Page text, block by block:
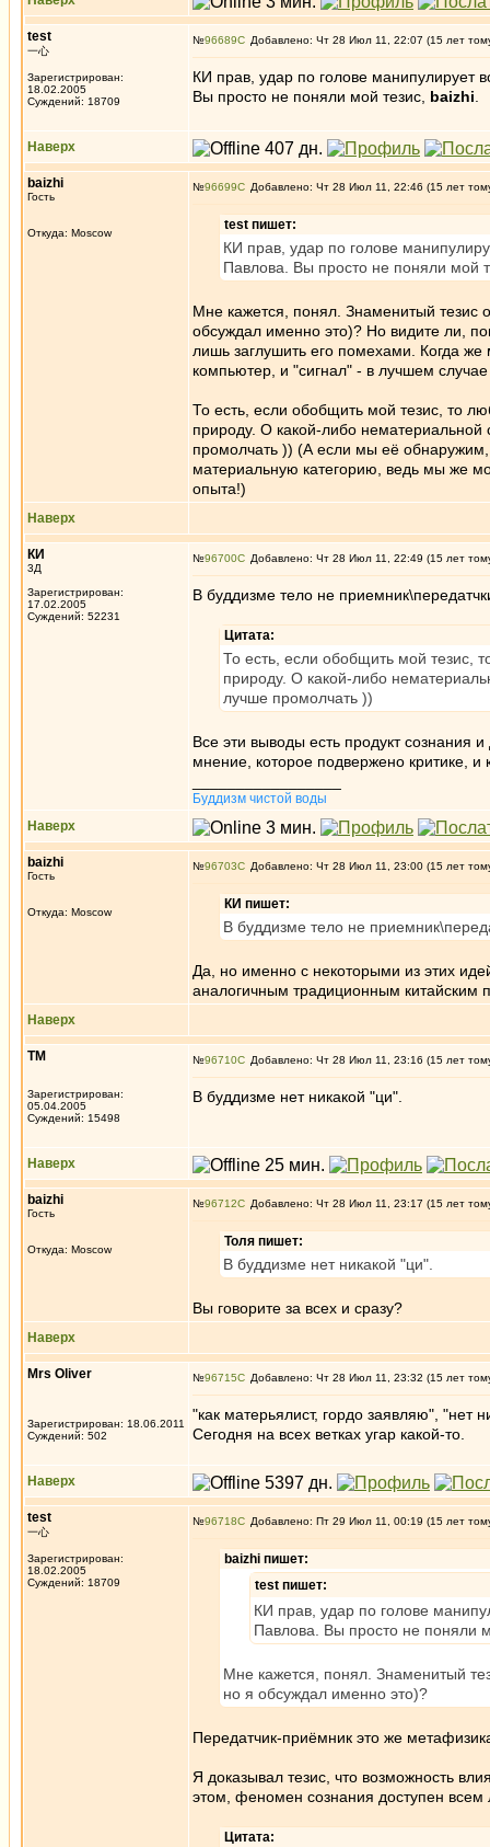
test
一心
Зарегистрирован:
18.02.2005
Суждений: 18709
№96689 Добавлено: Чт 28 Июл 11, 22:07 (15 лет
КИ прав, удар по голове манипулирует
Вы просто не поняли мой тезис, baizhi
Наверх
baizhi
Гость
Откуда: Moscow
№96699 Добавлено: Чт 28 Июл 11, 22:46 (15 лет
test пишет:
КИ прав, удар по голове
Павлова. Вы просто не поняли мой
Мне кажется, понял. Знаменитый тезис
обсуждал именно это)? Но видите ли,
лишь заглушить его помехами. Когда
компьютер, и "сигнал" - в лучшем
То есть, если обобщить мой тезис, то
природу. О какой-либо
промолчать )) (А если мы её обнаружим,
материальную категорию, ведь мы же
опыта!)
Наверх
КИ
3Д
Зарегистрирован:
17.02.2005
Суждений: 52231
№96700 Добавлено: Чт 28 Июл 11, 22:49 (15 лет
В буддизме тело не
Цитата:
То есть, если обобщить мой тезис,
природу. О какой-либо
лучше промолчать ))
Все эти выводы есть продукт сознания
мнение, которое подвержено критике, и
Буддизм чистой воды
Наверх
baizhi
Гость
Откуда: Moscow
№96703 Добавлено: Чт 28 Июл 11, 23:00 (15 лет
КИ пишет:
В буддизме тело не
Да, но именно с некоторыми из этих
аналогичным традиционным китайским
Наверх
ТМ
Зарегистрирован:
05.04.2005
Суждений: 15498
№96710 Добавлено: Чт 28 Июл 11, 23:16 (15 лет
В буддизме нет никакой "ци".
Наверх
baizhi
Гость
Откуда: Moscow
№96712 Добавлено: Чт 28 Июл 11, 23:17 (15 лет
Толя пишет:
В буддизме нет никакой "ци".
Вы говорите за всех и сразу?
Наверх
Mrs Oliver
Зарегистрирован: 18.06.2011
Суждений: 502
№96715 Добавлено: Чт 28 Июл 11, 23:32 (15 лет
"как матерьялист, гордо заявляю", "нет
Сегодня на всех ветках угар какой-то.
Наверх
test
一心
Зарегистрирован:
18.02.2005
Суждений: 18709
№96718 Добавлено: Пт 29 Июл 11, 00:19 (15 лет
baizhi пишет:
test пишет:
КИ прав, удар по голове
Павлова. Вы просто не поняли
Мне кажется, понял. Знаменитый
но я обсуждал именно это)?
Передатчик-приёмник это же
Я доказывал тезис, что возможность
этом, феномен сознания доступен
Цитата: